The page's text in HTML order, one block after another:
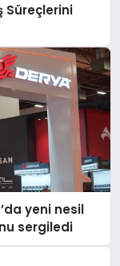
Süreçlerini
yeni nesil
sergiledi